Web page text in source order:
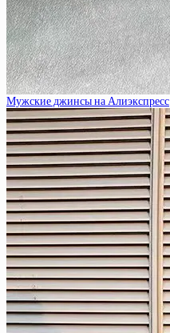
Мужские джинсы на Алиэкспресс